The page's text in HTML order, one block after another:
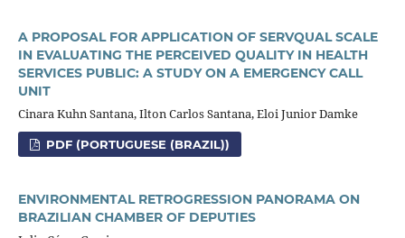
A PROPOSAL FOR APPLICATION OF SERVQUAL SCALE
IN EVALUATING THE PERCEIVED QUALITY IN HEALTH
SERVICES PUBLIC: A STUDY ON A EMERGENCY CALL
UNIT
Cinara Kuhn Santana, Ilton Carlos Santana, Eloi Junior Damke
PDF (PORTUGUESE (BRAZIL))
ENVIRONMENTAL RETROGRESSION PANORAMA ON
BRAZILIAN CHAMBER OF DEPUTIES